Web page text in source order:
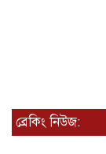
ব্রেকিং নিউজ: